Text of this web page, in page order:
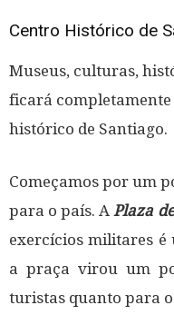
Centro Histórico de
Museus, culturas,
ficará
histórico de Santiago.
Começamos por um
para o país. APlaza
exercícios militares é
a praça virou um
turistas quanto para